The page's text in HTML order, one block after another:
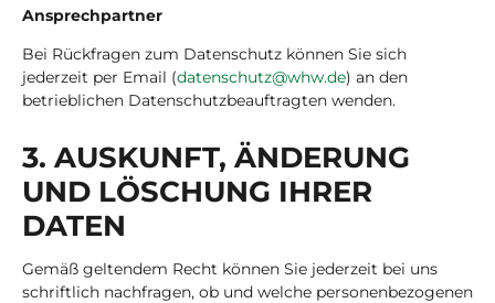
Ansprechpartner
Bei Rückfragen zum Datenschutz können Sie sich
jederzeit per Email (datenschutz@whw.de) an den
betrieblichen Datenschutzbeauftragten wenden.
3. AUS­KUNFT, ÄN­DE­RUNG
UND LÖ­SCHUNG IHRER
DATEN
Gemäß geltendem Recht können Sie jederzeit bei uns
schriftlich nachfragen, ob und welche personenbezogenen